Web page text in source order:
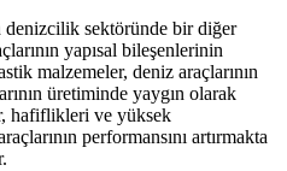
sektöründe bir diğer
yapısal bileşenlerinin
malzemeler, deniz araçlarının
üretiminde yaygın olarak
hafiflikleri ve yüksek
performansını artırmakta